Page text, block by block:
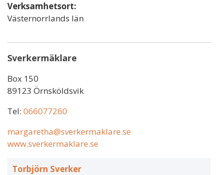
Verksamhetsort:
Västernorrlands län
Sverkermäklare
Box 150
89123 Örnsköldsvik
Tel: 066077260
margaretha@sverkermaklare.se
www.sverkermaklare.se
Torbjörn Sverker